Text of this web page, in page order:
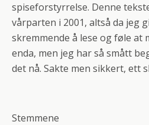
spiseforstyrrelse. Denne
vårparten i 2001, altså da jeg
skremmende å lese og føle at
enda, men jeg har så smått
det nå. Sakte men sikkert, ett
Stemmene